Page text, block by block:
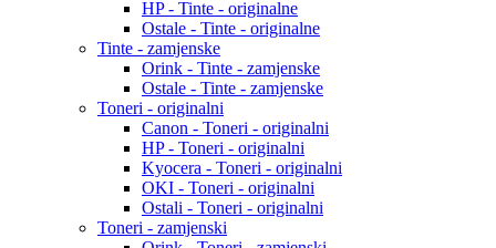
HP - Tinte - originalne
Ostale - Tinte - originalne
Tinte - zamjenske
Orink - Tinte - zamjenske
Ostale - Tinte - zamjenske
Toneri - originalni
Canon - Toneri - originalni
HP - Toneri - originalni
Kyocera - Toneri - originalni
OKI - Toneri - originalni
Ostali - Toneri - originalni
Toneri - zamjenski